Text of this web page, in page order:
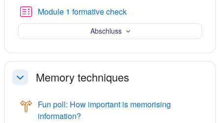
Module 1 formative checkKwis
Abschluss
EinklappenMemory techniques
Fun poll: How important is memorising
information?